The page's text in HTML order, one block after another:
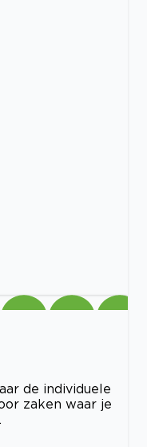
de individuele
zaken waar je